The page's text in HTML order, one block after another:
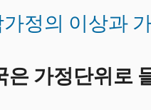
정의 이상과
은 가정단위로